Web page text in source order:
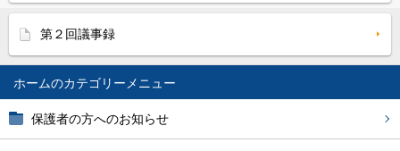
ホーム
保護者の方へのお知らせ
第２回議事録